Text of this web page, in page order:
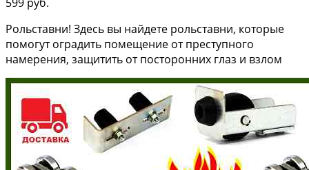
Рольставни! Здесь вы найдете рольставни, которые
помогут оградить помещение от преступного
намерения, защитить от посторонних глаз и взлом